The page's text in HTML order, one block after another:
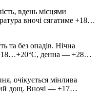
вдень місцями
вночі сягатиме +18…
та без опадів. Нічна
+18…+20°C, денна — +28…
очікується мінлива
дощ. Вночі — +17…